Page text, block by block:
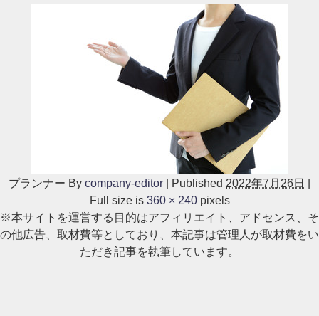
プランナー By company-editor Published 2022年7月26日
Full size is 360 × 240pixels
※本サイトを運営する目的はアフィリエイト、アドセンス、そ
の他広告、取材費等としており、本記事は管理人が取材費をい
ただき記事を執筆しています。